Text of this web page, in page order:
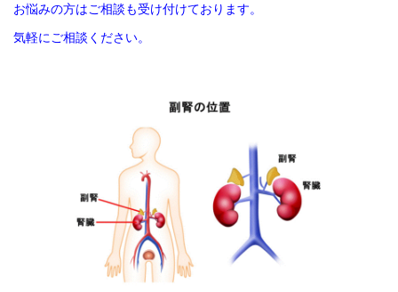
お悩みの方はご相談も受け付けております。
気軽にご相談ください。